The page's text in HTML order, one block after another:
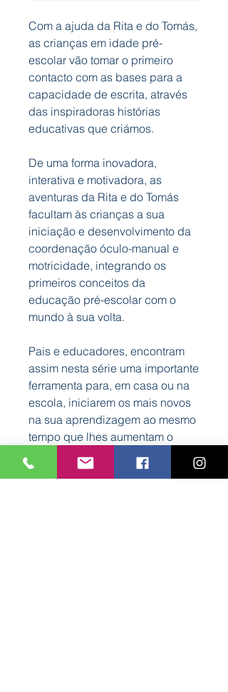
Com a ajuda da Rita e do Tomás,
as crianças em idade pré-
escolar vão tomar o primeiro
contacto com as bases para a
capacidade de escrita, através
das inspiradoras histórias
educativas que criámos.
De uma forma inovadora,
interativa e motivadora, as
aventuras da Rita e do Tomás
facultam às crianças a sua
iniciação e desenvolvimento da
coordenação óculo-manual e
motricidade, integrando os
primeiros conceitos da
educação pré-escolar com o
mundo à sua volta.
Pais e educadores, encontram
assim nesta série uma importante
ferramenta para, em casa ou na
escola, iniciarem os mais novos
na sua aprendizagem ao mesmo
tempo que lhes aumentam o
gosto pela leitura e pela escuta
ativa de histórias pedagógicas.